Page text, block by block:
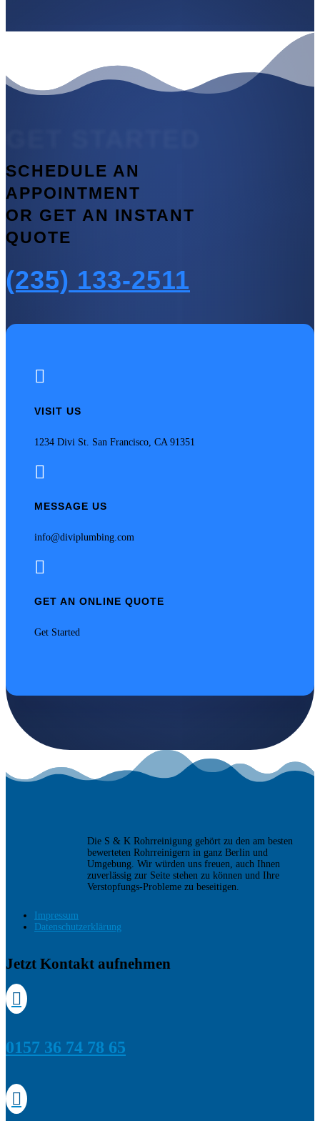
SCHEDULE AN
APPOINTMENT
OR GET AN INSTANT
QUOTE
(235) 133-2511

VISIT US
1234 Divi St. San Francisco, CA 91351

MESSAGE US
info@diviplumbing.com

GET AN ONLINE QUOTE
Get Started
Die S & K Rohrreinigung gehört zu den am besten
bewerteten Rohrreinigern in ganz Berlin und
Umgebung. Wir würden uns freuen, auch Ihnen
zuverlässig zur Seite stehen zu können und Ihre
Verstopfungs-Probleme zu beseitigen.
Impressum
Datenschutzerklärung
Jetzt Kontakt aufnehmen

0157 36 74 78 65
